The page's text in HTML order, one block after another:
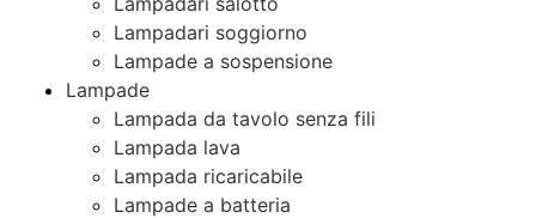
Lampadari soggiorno
Lampade a sospensione
Lampade
Lampada da tavolo senza fili
Lampada lava
Lampada ricaricabile
Lampade a batteria